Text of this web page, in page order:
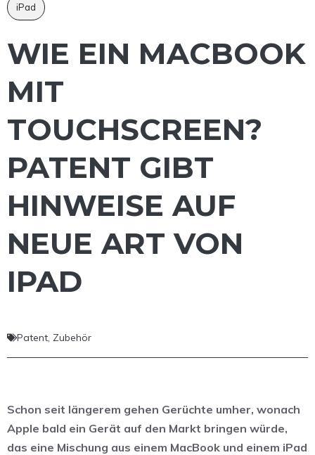
iPad
WIE EIN MACBOOK
MIT
TOUCHSCREEN?
PATENT GIBT
HINWEISE AUF
NEUE ART VON
IPAD
Patent, Zubehör
Schon seit längerem gehen Gerüchte umher, wonach
Apple bald ein Gerät auf den Markt bringen würde,
das eine Mischung aus einem MacBook und einem iPad